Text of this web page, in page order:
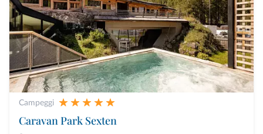
Campeggi
Caravan Park Sexten